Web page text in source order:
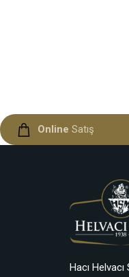
Online Satış
Hacı